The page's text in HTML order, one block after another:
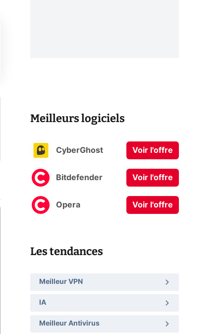
Meilleurs logiciels
CyberGhost Voir l'offre
Bitdefender Voir l'offre
Opera Voir l'offre
Les tendances
Meilleur VPN
IA
Meilleur Antivirus